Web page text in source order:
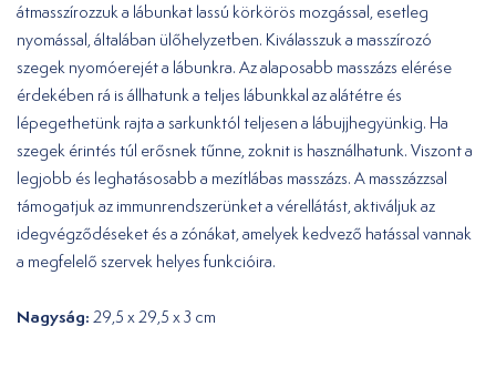
átmasszírozzuk a lábunkat lassú körkörös mozgással, esetleg
nyomással, általában ülőhelyzetben. Kiválasszuk a masszírozó
szegek nyomóerejét a lábunkra. Az alaposabb masszázs elérése
érdekében rá is állhatunk a teljes lábunkkal az alátétre és
lépegethetünk rajta a sarkunktól teljesen a lábujjhegyünkig. Ha
szegek érintés túl erősnek tűnne, zoknit is használhatunk. Viszont a
legjobb és leghatásosabb a mezítlábas masszázs. A masszázzsal
támogatjuk az immunrendszerünket a vérellátást, aktiváljuk az
idegvégződéseket és a zónákat, amelyek kedvező hatással vannak
a megfelelő szervek helyes funkcióira.
Nagyság: 29,5 x 29,5 x 3 cm